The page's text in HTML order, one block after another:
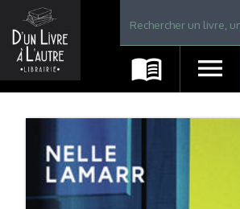
Librairie D'un livre à l'autre - Avranches
menu_book menu